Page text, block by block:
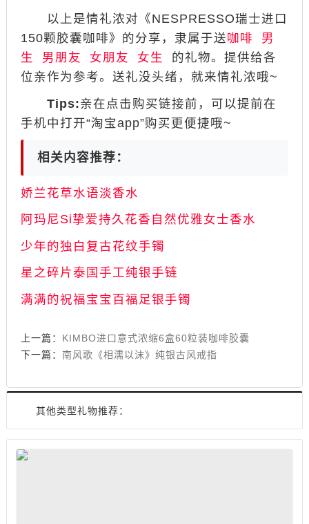
以上是情礼浓对《NESPRESSO瑞士进口
150颗胶囊咖啡》的分享，隶属于送咖啡
男
生
男朋友 女朋友 女生
的礼物。提供给各
位亲作为参考。送礼没头绪，就来情礼浓哦~
Tips:亲在点击购买链接前，可以提前在
手机中打开“淘宝app”购买更便捷哦~
相关内容推荐：
娇兰花草水语淡香水
阿玛尼Si挚爱持久花香自然优雅女士香水
​​​​​​​少年的独白复古花纹手镯
​​​​​​​星之碎片泰国手工纯银手链
​​​​​​​满满的祝福宝宝百福足银手镯
上一篇： KIMBO进口意式浓缩6盒60粒装咖啡胶囊
下一篇： 南风歌《相濡以沫》纯银古风戒指
其他类型礼物推荐：